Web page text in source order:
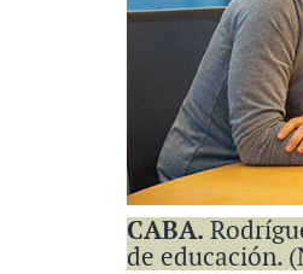
CABA.
de educación.